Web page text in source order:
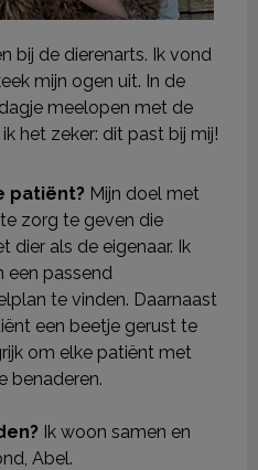
bij de dierenarts. Ik vond
mijn ogen uit. In de
meelopen met de
het zeker: dit past bij mij!
patiënt? Mijn doel met
zorg te geven die
dier als de eigenaar. Ik
een passend
te vinden. Daarnaast
een beetje gerust te
om elke patiënt met
benaderen.
Ik woon samen en
Abel.